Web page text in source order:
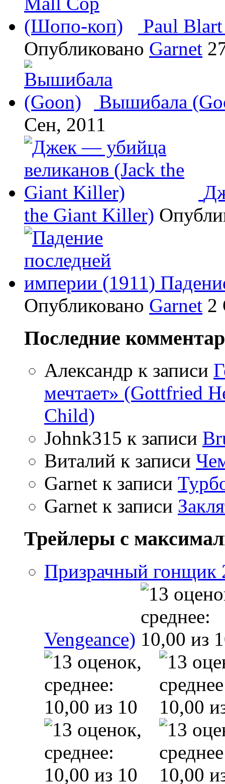
Paul
Опубликовано Garnet
Вышибала
Сен, 2011
the Giant Killer)
Опубликовано Garnet 2
Последние
Александр к записи
мечтает» (Gottfried
Child)
Johnk315 к записи
Виталий к записи
Garnet к записи
Garnet к записи
Трейлеры с
Призрачный гонщик
Vengeance)